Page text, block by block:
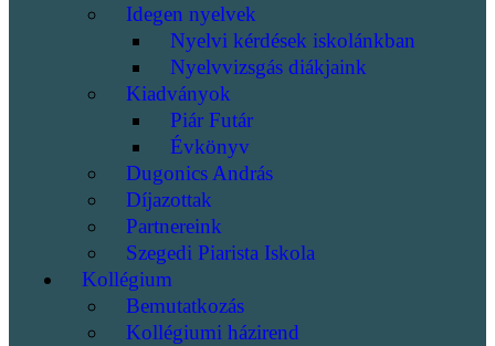
Idegen nyelvek
Nyelvi kérdések iskolánkban
Nyelvvizsgás diákjaink
Kiadványok
Piár Futár
Évkönyv
Dugonics András
Díjazottak
Partnereink
Szegedi Piarista Iskola
Kollégium
Bemutatkozás
Kollégiumi házirend